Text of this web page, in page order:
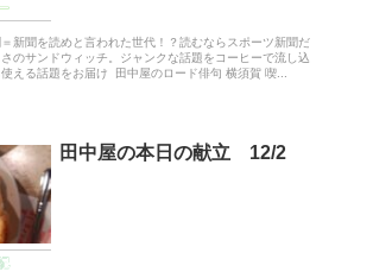
新聞を読めと言われた世代！？読むならスポーツ新聞だ
のサンドウィッチ。ジャンクな話題をコーヒーで流し込
える話題をお届け 田中屋のロード俳句 横須賀 喫...
田中屋の本日の献立 12/2